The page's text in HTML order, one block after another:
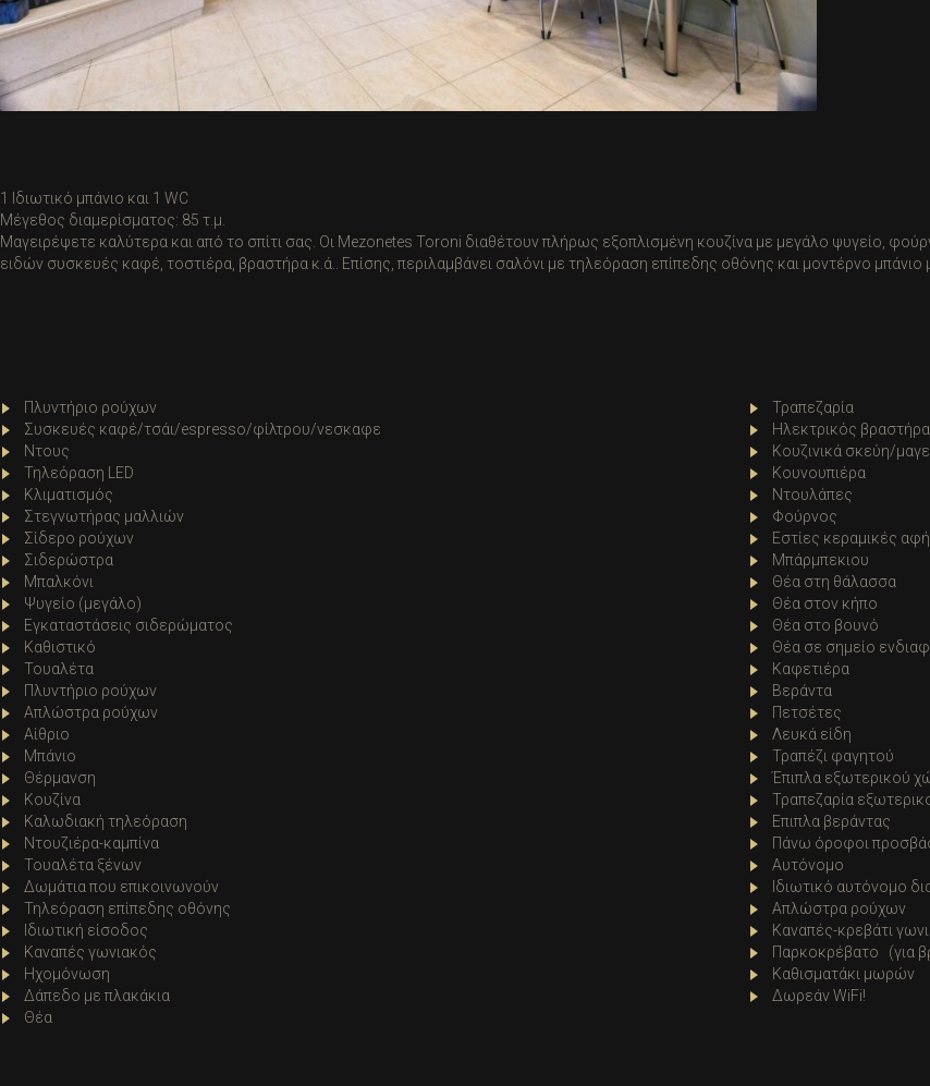
1 Ιδιωτικό μπάνιο και 1 WC
Μέγεθος διαμερίσματος: 85 τ.μ.
Μαγειρέψετε καλύτερα και από το σπίτι σας. Οι Mezonetes Toroni διαθέτουν πλήρως εξοπλισμένη κουζίνα με μεγάλο ψυγείο,
ειδών συσκευές καφέ, τοστιέρα, βραστήρα κ.ά.. Επίσης, περιλαμβάνει σαλόνι με τηλεόραση επίπεδης οθόνης και μοντέρνο μπάνιο
Πλυντήριο ρούχων
Συσκευές καφέ/τσάι/espresso/φίλτρου/νεσκαφε
Ντους
Τηλεόραση LED
Κλιματισμός
Στεγνωτήρας μαλλιών
Σίδερο ρούχων
Σιδερώστρα
Μπαλκόνι
Ψυγείο (μεγάλο)
Εγκαταστάσεις σιδερώματος
Καθιστικό
Τουαλέτα
Πλυντήριο ρούχων
Απλώστρα ρούχων
Αίθριο
Μπάνιο
Θέρμανση
Κουζίνα
Καλωδιακή τηλεόραση
Ντουζιέρα-καμπίνα
Τουαλέτα ξένων
Δωμάτια που επικοινωνούν
Τηλεόραση επίπεδης οθόνης
Ιδιωτική είσοδος
Καναπές γωνιακός
Ηχομόνωση
Δάπεδο με πλακάκια
Θέα
Τραπεζαρία
Ηλεκτρικός
Κουζινικά σκεύη/
Κουνουπιέρα
Ντουλάπες
Φούρνος
Εστίες κεραμικές
Μπάρμπεκιου
Θέα στη θάλασσα
Θέα στον κήπο
Θέα στο βουνό
Θέα σε σημείο
Καφετιέρα
Βεράντα
Πετσέτες
Λευκά είδη
Τραπέζι φαγητού
Έπιπλα εξωτερικού
Τραπεζαρία
Επιπλα βεράντας
Πάνω όροφοι
Αυτόνομο
Ιδιωτικό αυτόνομο
Απλώστρα ρούχων
Καναπές-κρεβάτι
Παρκοκρέβατο (για
Καθισματάκι μωρών
Δωρεάν WiFi!